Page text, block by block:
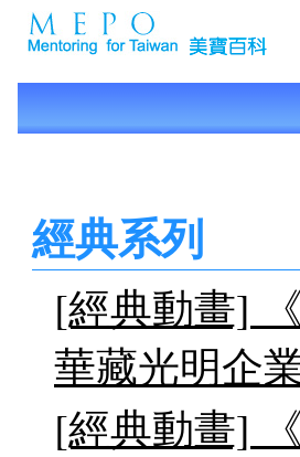
經典系列
[經典動畫]
華藏光明企
[經典動畫]